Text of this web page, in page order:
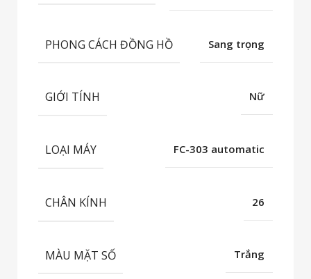
PHONG CÁCH ĐỒNG HỒ Sang trọng
GIỚI TÍNH Nữ
LOẠI MÁY FC-303 automatic
CHÂN KÍNH 26
MÀU MẶT SỐ Trắng